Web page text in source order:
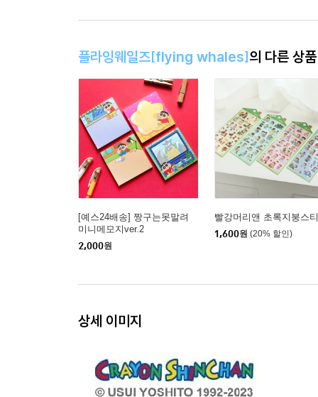
플라잉웨일즈[flying whales]의 다른 상품
[예스24배송] 짱구는못말려
미니메모지ver.2
2,000원
빨강머리앤 초록지붕스
1,600원 (20% 할인)
상세 이미지